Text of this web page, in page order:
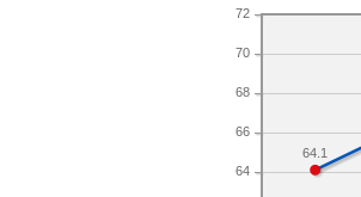
64
66
68
70
72
64.1